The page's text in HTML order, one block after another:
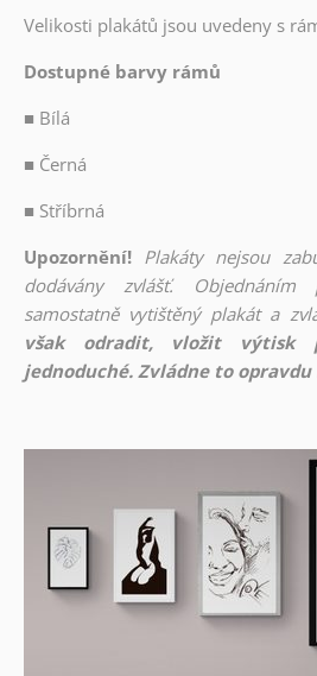
Velikosti plakátů jsou uvedeny s
Dostupné barvy rámů
■ Bílá
■ Černá
■ Stříbrná
Upozornění! Plakáty nejsou
dodávány zvlášť.
samostatně vytištěný plakát a
však odradit, vložit výtisk
jednoduché. Zvládne to opravdu